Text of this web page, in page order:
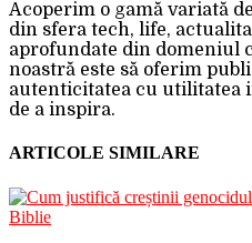
Acoperim o gamă variată
din sfera tech, life,
aprofundate din domeniul
noastră este să oferim
autenticitatea cu utilitatea
de a inspira.
ARTICOLE SIMILARE